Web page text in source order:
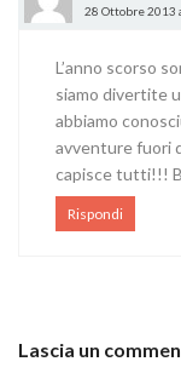
28 Ottobre 2013
L’anno scorso
siamo divertite
abbiamo
avventure fuori
capisce tutti!!!
Rispondi
Lascia un